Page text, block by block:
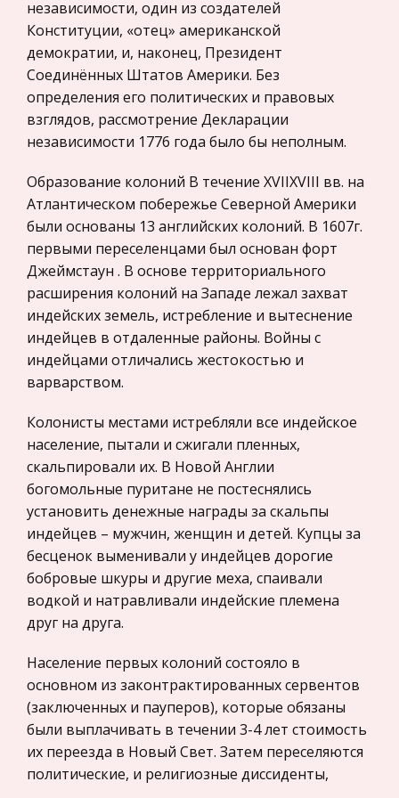
Транспорт
Жилищное право
Гражданское право
Гражданское процессуальное право
Законодательство и право
Прокурорский надзор
Геология
Административное право
Историческая личность
Банковское дело и кредитование
Архитектура
Искусство
Конституционное (государственное) право
Экономико-математическое
моделирование
Право
Компьютеры и периферийные устройства
Астрономия
Программное обеспечение
Разное
Уголовное и уголовно-исполнительное
право
Налоговое право
Техника
Компьютеры, Программирование
История экономических учений
Командированному работнику выдается
денежный аванс в пределах сумм,
причитающихся на оплату проезда (в оба
конца), суточных и расходов по найму жилого
помещения. Служебная командировка – поездка
рабо
хозяйственных коммуникаций
Существуют также слухи - как неформальна я
информационна я система. 4. Основными
элементами коммуникационного процесса я вл
я ютс я отправитель, сообщение, канал и
получатель. 5. Этапы процесса - разр
Усадьба Архангельское
Усадьбу посещали российские императоры,
известные поэты и публицисты. Архитектурный
ансамбль Архангельского включает в себя
Большой дворец, церковь Михаила Арха
независимости, один из создателей
Конституции, «отец» американской
демократии, и, наконец, Президент
Соединённых Штатов Америки. Без
определения его политических и правовых
взглядов, рассмотрение Декларации
независимости 1776 года было бы неполным.
Образование колоний В течение XVIIXVIII вв. на
Атлантическом побережье Северной Америки
были основаны 13 английских колоний. В 1607г.
первыми переселенцами был основан форт
Джеймстаун . В основе территориального
расширения колоний на Западе лежал захват
индейских земель, истребление и вытеснение
индейцев в отдаленные районы. Войны с
индейцами отличались жестокостью и
варварством.
Колонисты местами истребляли все индейское
население, пытали и сжигали пленных,
скальпировали их. В Новой Англии
богомольные пуритане не постеснялись
установить денежные награды за скальпы
индейцев – мужчин, женщин и детей. Купцы за
бесценок выменивали у индейцев дорогие
бобровые шкуры и другие меха, спаивали
водкой и натравливали индейские племена
друг на друга.
Население первых колоний состояло в
основном из законтрактированных сервентов
(заключенных и пауперов), которые обязаны
были выплачивать в течении 3-4 лет стоимость
их переезда в Новый Свет. Затем переселяются
политические, и религиозные диссиденты,